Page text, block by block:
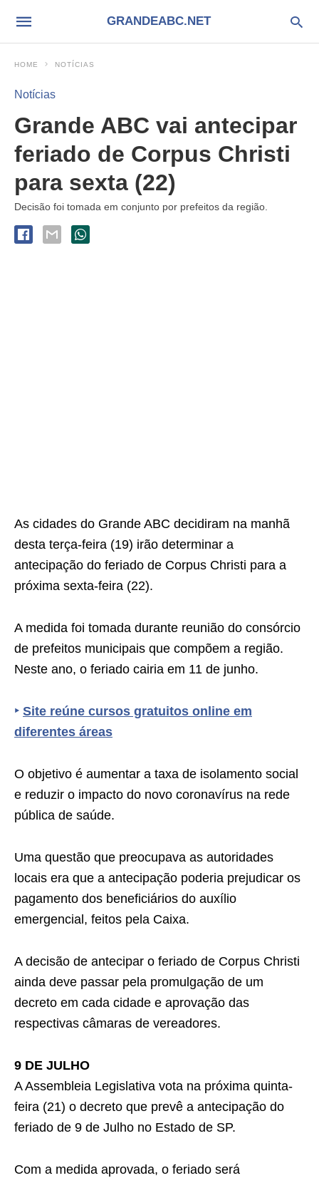
GRANDEABC.NET
HOME NOTÍCIAS
Notícias
Grande ABC vai antecipar
feriado de Corpus Christi
para sexta (22)
Decisão foi tomada em conjunto por prefeitos da região.
As cidades do Grande ABC decidiram na manhã
desta terça-feira (19) irão determinar a
antecipação do feriado de Corpus Christi para a
próxima sexta-feira (22).
A medida foi tomada durante reunião do consórcio
de prefeitos municipais que compõem a região.
Neste ano, o feriado cairia em 11 de junho.
‣ Site reúne cursos gratuitos online em
diferentes áreas
O objetivo é aumentar a taxa de isolamento social
e reduzir o impacto do novo coronavírus na rede
pública de saúde.
Uma questão que preocupava as autoridades
locais era que a antecipação poderia prejudicar os
pagamento dos beneficiários do auxílio
emergencial, feitos pela Caixa.
A decisão de antecipar o feriado de Corpus Christi
ainda deve passar pela promulgação de um
decreto em cada cidade e aprovação das
respectivas câmaras de vereadores.
9 DE JULHO
A Assembleia Legislativa vota na próxima quinta-
feira (21) o decreto que prevê a antecipação do
feriado de 9 de Julho no Estado de SP.
Com a medida aprovada, o feriado será